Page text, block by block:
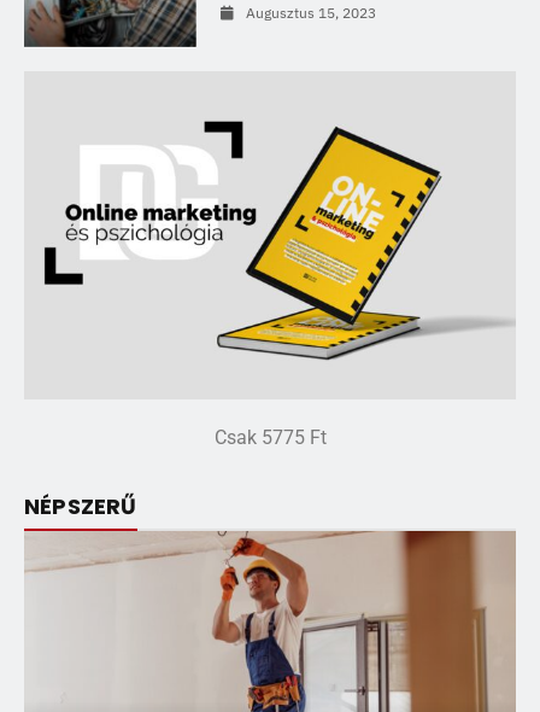
Augusztus 15, 2023
Csak 5775 Ft
NÉPSZERŰ